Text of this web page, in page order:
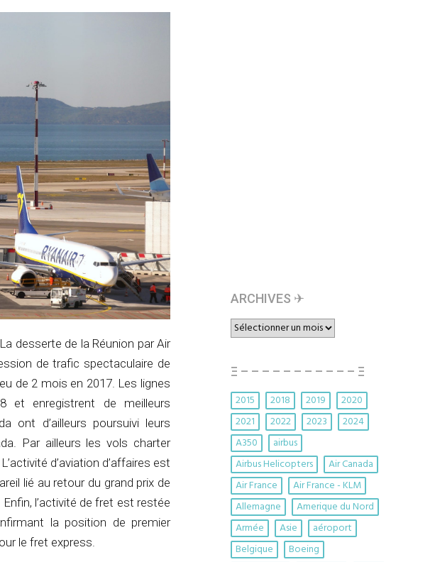
desserte de la Réunion par Air
de trafic spectaculaire de
de 2 mois en 2017. Les lignes
et enregistrent de meilleurs
ont d’ailleurs poursuivi leurs
Par ailleurs les vols charter
d’aviation d’affaires est
lié au retour du grand prix de
l’activité de fret est restée
la position de premier
le fret express.
ARCHIVES ✈︎
ARCHIVES
✈︎
Ξ – – – – – – – – – – – Ξ
2015 2018 2019
2020
2021
2022 2023
2024
A350
airbus
Airbus Helicopters
Air Canada
Air France
Air France - KLM
Allemagne
Amerique du Nord
Armée
Asie
aéroport
Belgique
Boeing